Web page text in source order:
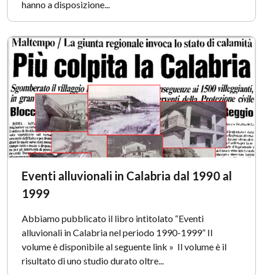
hanno a disposizione...
Eventi alluvionali in Calabria dal 1990 al
1999
Abbiamo pubblicato il libro intitolato “Eventi
alluvionali in Calabria nel periodo 1990-1999” Il
volume è disponibile al seguente link » Il volume è il
risultato di uno studio durato oltre...